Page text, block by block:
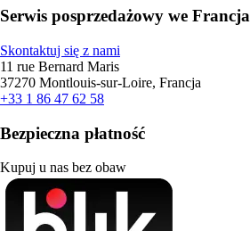
Serwis posprzedażowy we Francja
Skontaktuj się z nami
11 rue Bernard Maris
37270 Montlouis-sur-Loire, Francja
+33 1 86 47 62 58
Bezpieczna płatność
Kupuj u nas bez obaw